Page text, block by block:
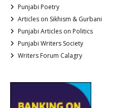
Punjabi Poetry
Articles on Sikhism & Gurbani
Punjabi Articles on Politics
Punjabi Writers Society
Writers Forum Calagry